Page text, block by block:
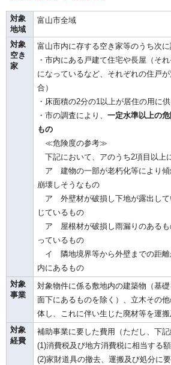
対象
地域
富山市全域
対象
空き
家
富山市内に存する空き家等のうち次
・市内にある戸建て住宅や長屋（そ
になっているなど、それぞれの住戸
合）
・床面積の2分の1以上が居住の用に
・市の調査により、 一定水準以上の
もの
≪危険度の参考≫
下記において、アのうち2項目以上
ア 建物の一部が老朽化等により傾
崩壊しそうなもの
ア 外壁材が破損し下地が露出して
じているもの
ア 屋根材が破損し雨漏りのあるも
っているもの
イ 隣地境界等から外壁までの距離
内にあるもの
対象
事業
対象物件に係る敷地内の建築物（基
面下にあるものを除く）、立木その
体し、これに伴い生じた廃材等を運
対象
経費
補助事業に要した費用（ただし、下記
(1)消費税及び地方消費税に相当する額
(2)家財道具の撤去、運搬及び処分に